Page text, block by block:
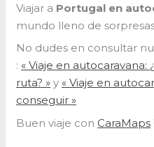
Viajar a Portugal en
mundo lleno de
No dudes en consultar
: « Viaje en autocaravana:
ruta? » y « Viaje en
conseguir »
Buen viaje con CaraMaps